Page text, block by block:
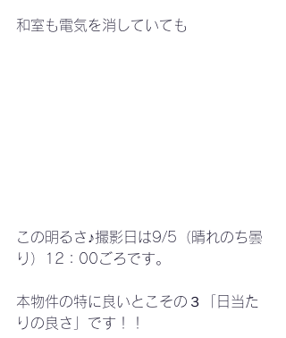
和室も電気を消していても
この明るさ♪撮影日は9/5（晴れのち曇
り）12：00ごろです。
本物件の特に良いとこその３「日当た
りの良さ」です！！